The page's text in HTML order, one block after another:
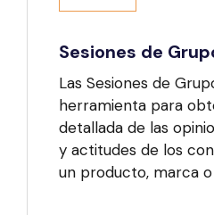
Sesiones de
Las Sesiones de
herramienta para
detallada de las
y actitudes de los
un producto, marca